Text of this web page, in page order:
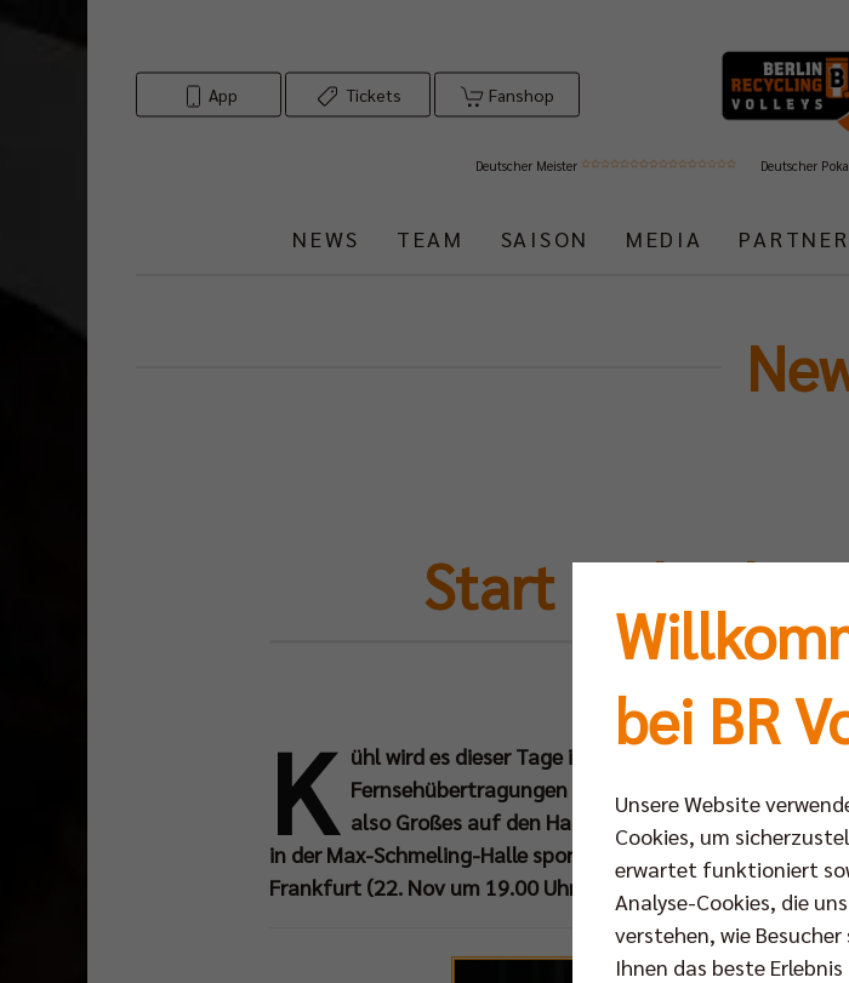
App Tickets Fanshop
Deutscher Meister Deutscher
NEWS TEAM SAISON MEDIA PARTNER
Start in den
K ühl wird es dieser Tage in Berlin, doch bei den BR
Fernsehübertragungen im Free-TV auf SPORT1
also Großes auf den Hauptstadtclub und seine
in der Max-Schmeling-Halle sportliche Ausrufezeichen
Frankfurt (22. Nov um 19.00 Uhr) medial und tabellarisch
bei BR
Unsere Website
Cookies, um
erwartet funktioniert
Analyse-Cookies, die
verstehen, wie
Ihnen das beste